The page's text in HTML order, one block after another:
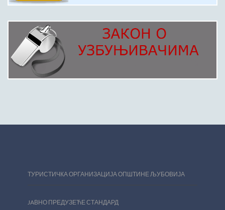
ТУРИСТИЧКА ОРГАНИЗАЦИЈА ОПШТИНЕ ЉУБОВИЈА
JAВНО ПРЕДУЗЕЋЕ СТАНДАРД